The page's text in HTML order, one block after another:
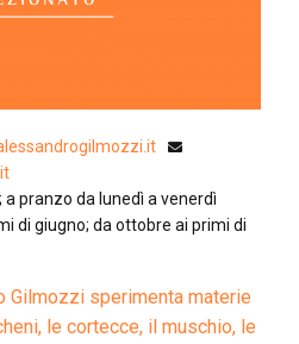
pranzo da lunedì a venerdì
di giugno; da ottobre ai primi di
Gilmozzi sperimenta materie
le cortecce, il muschio, le